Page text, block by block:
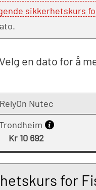
sikkerhetskurs
en dato for å
RelyOn Nutec
Kr 10 692
for